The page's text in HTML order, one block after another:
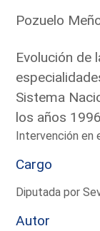
Pozuelo
Evolución de
Sistema
los años
Intervención en
Cargo
Diputada por
Autor